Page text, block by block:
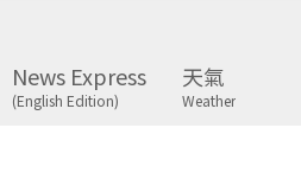
News Express
(English Edition)
天氣
Weather